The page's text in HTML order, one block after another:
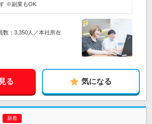
※副業もOK
数：3,350人／本社所在
る 気になる